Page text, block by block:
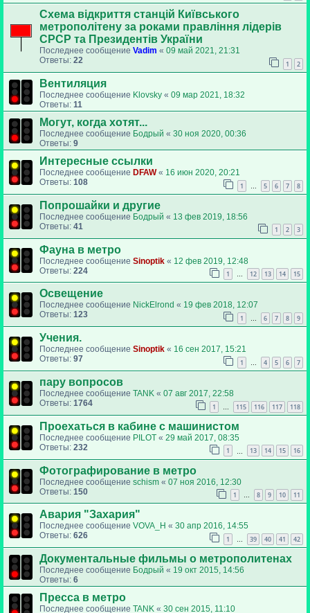
Схема відкриття станцій Київського
метрополітену за роками правління лідерів
СРСР та Президентів України
Последнее сообщение Vadim « 09 май 2021, 21:31
Ответы: 22 1 2
Вентиляция
Последнее сообщение Klovsky « 09 мар 2021, 18:32
Ответы: 11
Могут, когда хотят...
Последнее сообщение Бодрый « 30 ноя 2020, 00:36
Ответы: 9
Интересные ссылки
Последнее сообщение DFAW« 16 июн 2020, 20:21
Ответы: 108 1 5 6 7 8
Попрошайки и другие
Последнее сообщение Бодрый « 13 фев 2019, 18:56
Ответы: 41 1 2 3
Фауна в метро
Последнее сообщение Sinoptik « 12 фев 2019, 12:48
Ответы: 224 1 … 12 13 14 15
Освещение
Последнее сообщение NickElrond « 19 фев 2018, 12:07
Ответы: 123 1 … 6 7 8 9
Учения.
Последнее сообщение Sinoptik « 16 сен 2017, 15:21
Ответы: 97 1 4 5 6 7
пару вопросов
Последнее сообщение TANK « 07 авг 2017, 22:58
Ответы: 1764 1 115 116 117 118
Проехаться в кабине с машинистом
Последнее сообщение PILOT « 29 май 2017, 08:35
Ответы: 232 1 13 14 15 16
Фотографирование в метро
Последнее сообщение schism « 07 ноя 2016, 12:30
Ответы: 150 1 … 8 9 10 11
Авария "Захария"
Последнее сообщение VOVA_H « 30 апр 2016, 14:55
Ответы: 626 1 … 39 40 41 42
Документальные фильмы о метрополитенах
Последнее сообщение Бодрый « 19 окт 2015, 14:56
Ответы: 6
Пресса в метро
Последнее сообщение TANK « 30 сен 2015, 11:10